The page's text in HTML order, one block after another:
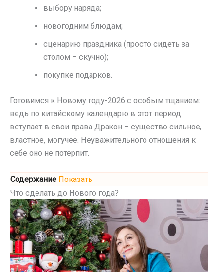
выбору наряда;
новогодним блюдам;
сценарию праздника (просто сидеть за
столом – скучно);
покупке подарков.
Готовимся к Новому году-2026 с особым тщанием:
ведь по китайскому календарю в этот период
вступает в свои права Дракон – существо сильное,
властное, могучее. Неуважительного отношения к
себе оно не потерпит.
Содержание Показать
Что сделать до Нового года?